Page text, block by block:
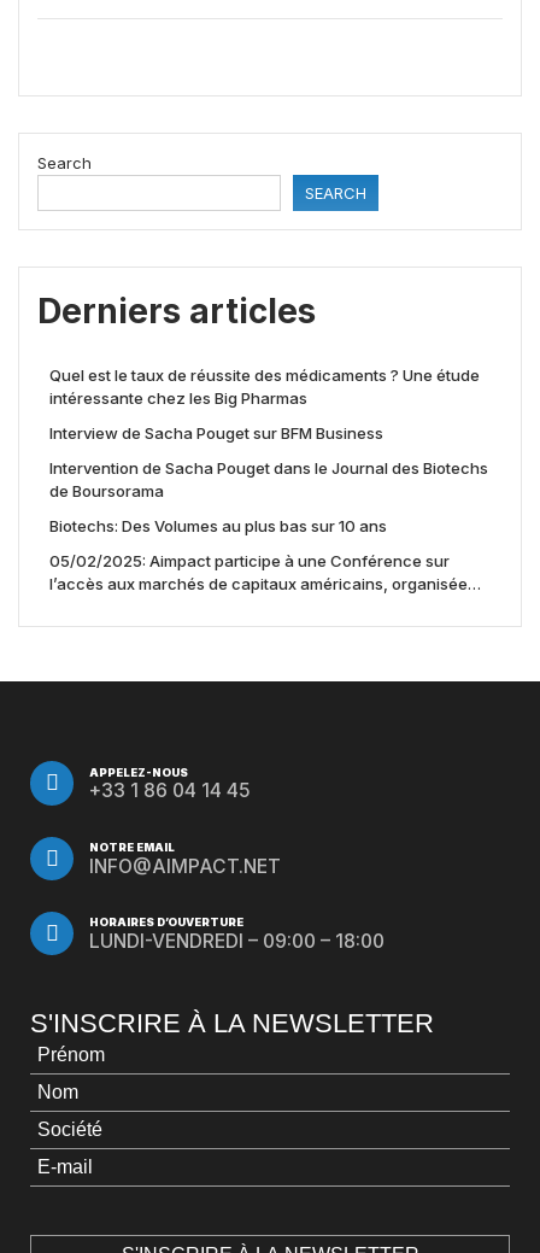
Search
SEARCH
Derniers articles
Quel est le taux de réussite des médicaments ? Une étude
intéressante chez les Big Pharmas
Interview de Sacha Pouget sur BFM Business
Intervention de Sacha Pouget dans le Journal des Biotechs
de Boursorama
Biotechs: Des Volumes au plus bas sur 10 ans
05/02/2025: Aimpact participe à une Conférence sur
l’accès aux marchés de capitaux américains, organisée
APPELEZ-NOUS
+33 1 86 04 14 45
NOTRE EMAIL
INFO@AIMPACT.NET
HORAIRES D’OUVERTURE
LUNDI-VENDREDI – 09:00 – 18:00
S'INSCRIRE À LA NEWSLETTER